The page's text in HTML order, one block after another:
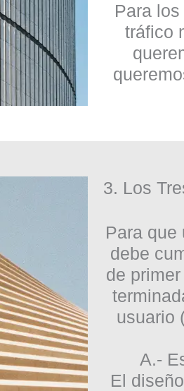
Para
tráfico
3. Los
Para que
debe
de
usuario
A.-
El